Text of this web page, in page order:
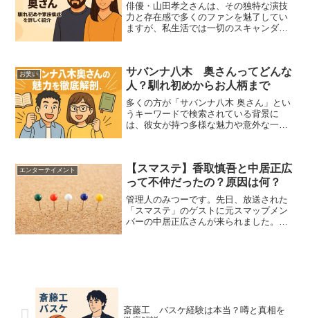
俳優・山田孝之さんは、その独特な演技
力と存在感で多くのファンを魅了してい
ますが、私生活では一切のスキャンダル
に上がる存在でありながら...
お笑い
サバンナ八木 奥さんってどんな
人？馴れ初めからお人柄まで
多くの方が「サバンナ八木 奥さん」とい
うキーワードで検索されている背景に
は、彼女が持つ多様な魅力や意外な一面
れ初めについても知りたい...
エンターテイメント
【スマステ】香取慎吾と中居正広
って不仲だったの？原因は何？
管理人のみつーです。先日、放送された
「スマステ」のゲストに元スマップメン
バーの中居正広さんが来られました。登
斎藤工 バスケ経験は本当？噂と真相を